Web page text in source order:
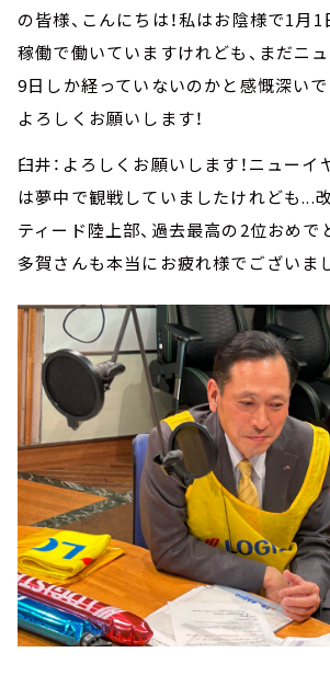
の皆様、こんにちは！私はお陰様で1月1
稼働で働いていますけれども、まだニ
9日しか経っていないのかと感慨深い
よろしくお願いします！
臼井：よろしくお願いします！ニューイ
は夢中で観戦していましたけれども...
ティード陸上部、過去最高の2位おめで
多賀さんも本当にお疲れ様でございま